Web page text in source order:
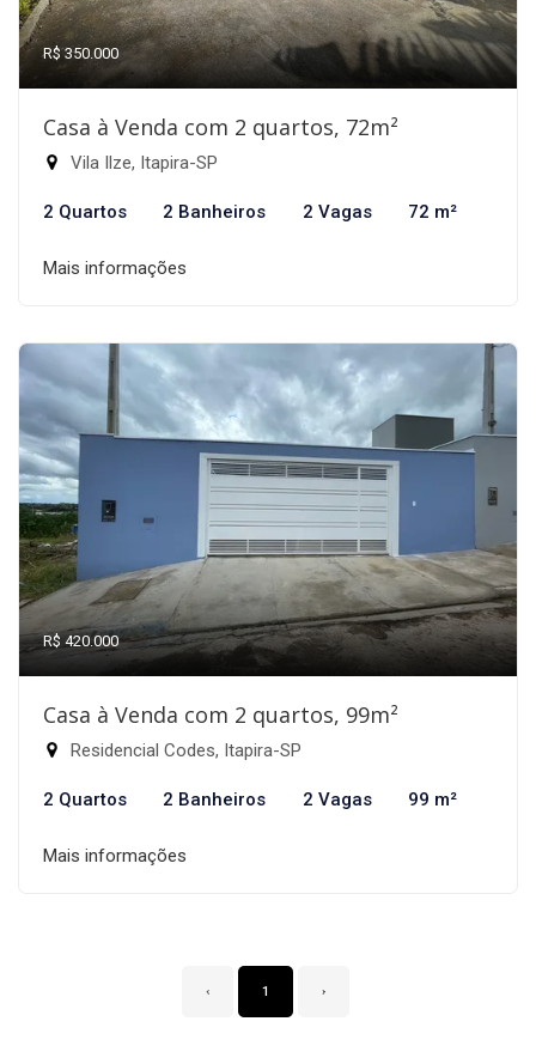
R$ 350.000
Casa à Venda com 2 quartos, 72m²
Vila Ilze, Itapira-SP
2 Quartos 2 Banheiros 2 Vagas 72 m²
Mais informações
R$ 420.000
Casa à Venda com 2 quartos, 99m²
Residencial Codes, Itapira-SP
2 Quartos 2 Banheiros 2 Vagas 99 m²
Mais informações
‹ 1 ›